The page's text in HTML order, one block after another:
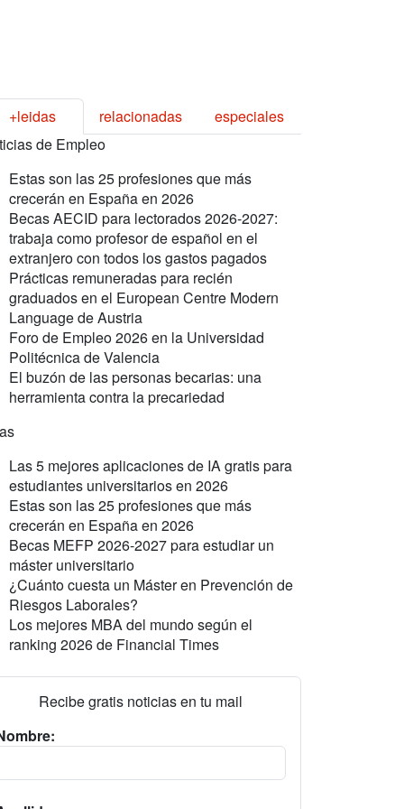
+leidas relacionadas
especiales
de Empleo
Estas son las 25 profesiones que más
crecerán en España en 2026
Becas AECID para lectorados 2026-2027:
trabaja como profesor de español en el
extranjero con todos los gastos pagados
Prácticas remuneradas para recién
graduados en el European Centre Modern
Language de Austria
Foro de Empleo 2026 en la Universidad
Politécnica de Valencia
El buzón de las personas becarias: una
herramienta contra la precariedad
Las 5 mejores aplicaciones de IA gratis para
estudiantes universitarios en 2026
Estas son las 25 profesiones que más
crecerán en España en 2026
Becas MEFP 2026-2027 para estudiar un
máster universitario
¿Cuánto cuesta un Máster en Prevención de
Riesgos Laborales?
Los mejores MBA del mundo según el
ranking 2026 de Financial Times
Recibe gratis noticias en tu mail